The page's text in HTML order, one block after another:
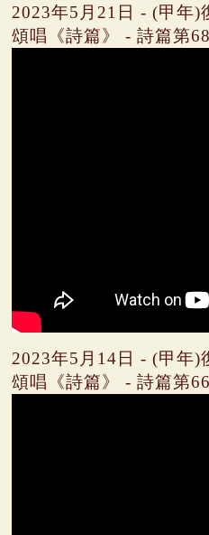
2023年5月21日 - (甲年)
頌唱《詩篇》 - 詩篇第
2023年5月14日 - (甲年)
頌唱《詩篇》 - 詩篇第